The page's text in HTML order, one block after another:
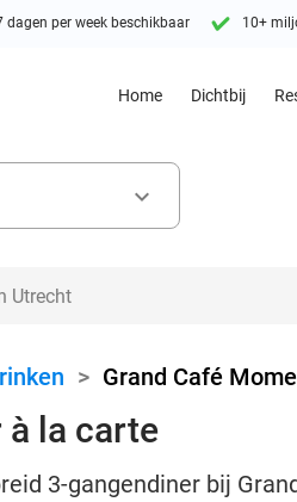
dagen per week beschikbaar 10+
Home Dichtbij
keyboard_arrow_down
> Grand Café
à la carte
3-gangendiner bij